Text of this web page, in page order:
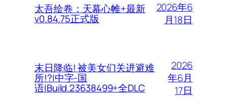
太吾绘卷：天幕心帷+最新
v0.84.75正式版
2026年6
月18日
末日降临! 被美女们关进避难
所!?|中字-国
语|Build.23638499+全DLC
2026
年6月
17日